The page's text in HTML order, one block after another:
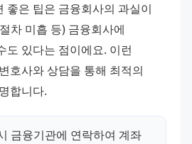
좋은 팁은 금융회사의 과실이
차 미흡 등) 금융회사에
도 있다는 점이에요. 이런
호사와 상담을 통해 최적의
합니다.
금융기관에 연락하여 계좌